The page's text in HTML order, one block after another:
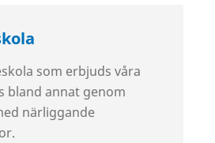
som erbjuds våra
bland annat genom
närliggande